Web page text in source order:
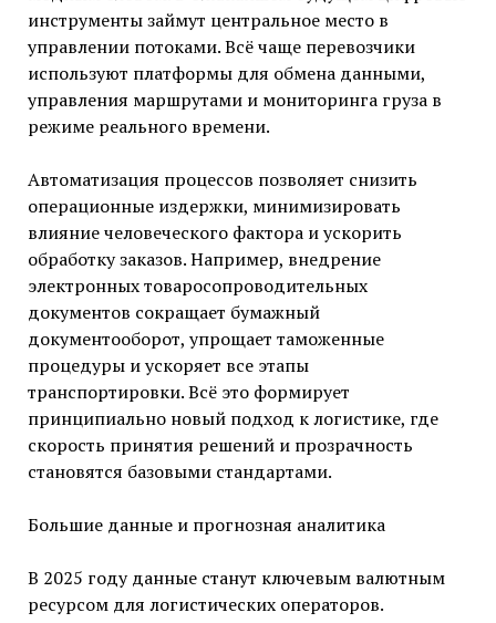
инструменты займут центральное место в
управлении потоками. Всё чаще перевозчики
используют платформы для обмена данными,
управления маршрутами и мониторинга груза в
режиме реального времени.
Автоматизация процессов позволяет снизить
операционные издержки, минимизировать
влияние человеческого фактора и ускорить
обработку заказов. Например, внедрение
электронных товаросопроводительных
документов сокращает бумажный
документооборот, упрощает таможенные
процедуры и ускоряет все этапы
транспортировки. Всё это формирует
принципиально новый подход к логистике, где
скорость принятия решений и прозрачность
становятся базовыми стандартами.
Большие данные и прогнозная аналитика
В 2025 году данные станут ключевым валютным
ресурсом для логистических операторов.